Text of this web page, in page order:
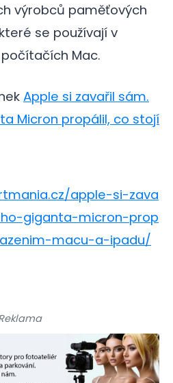
výrobců paměťových
které se používají v
počítačích Mac.
Apple si zavařil sám.
Micron propálil, co stojí
apple-si-zava
giganta-micron-prop
macu-a-ipadu/